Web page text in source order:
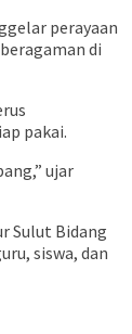
perayaan
di
pakai.
ujar
Sulut Bidang
siswa, dan